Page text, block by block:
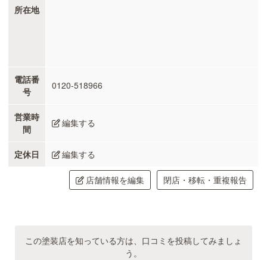
所在地
電話番
号
0120-518966
営業時
間
編集する
定休日 編集する
店舗情報を編集 閉店・移転・重複報告
この塗装店を知っている方は、口コミを投稿してみましょ
う。